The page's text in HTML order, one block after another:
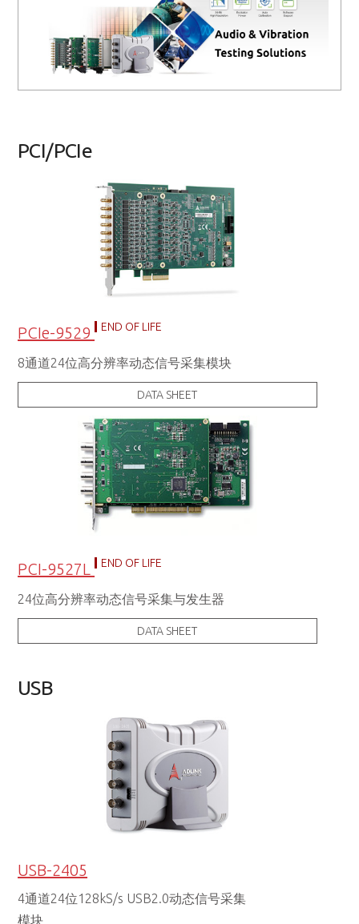
PCI/PCIe
PCIe-9529 END OF LIFE
8通道24位高分辨率动态信号采集模块
DATA SHEET
PCI-9527L END OF LIFE
24位高分辨率动态信号采集与发生器
DATA SHEET
USB
USB-2405
4通道24位128kS/s USB2.0动态信号采集
模块